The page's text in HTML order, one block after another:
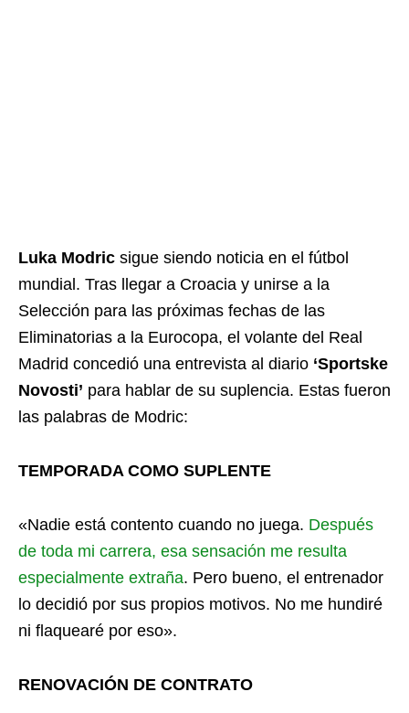
Luka Modric sigue siendo noticia en el fútbol
mundial. Tras llegar a Croacia y unirse a la
Selección para las próximas fechas de las
Eliminatorias a la Eurocopa, el volante del Real
Madrid concedió una entrevista al diario ‘Sportske
Novosti’ para hablar de su suplencia. Estas fueron
las palabras de Modric:
TEMPORADA COMO SUPLENTE
«Nadie está contento cuando no juega. Después
de toda mi carrera, esa sensación me resulta
especialmente extraña. Pero bueno, el entrenador
lo decidió por sus propios motivos. No me hundiré
ni flaquearé por eso».
RENOVACIÓN DE CONTRATO